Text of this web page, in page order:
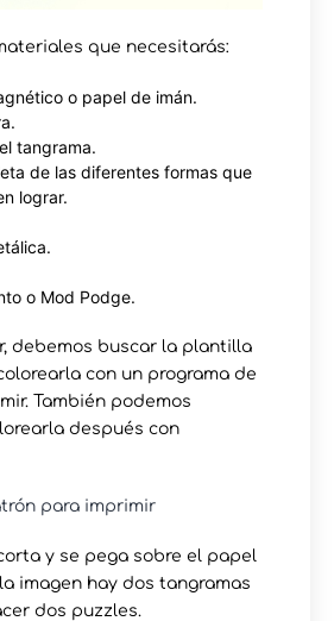
que necesitarás:
o papel de imán.
tangrama.
de las diferentes formas que
lograr.
o Mod Podge.
debemos buscar la plantilla
con un programa de
También podemos
después con
para imprimir
y se pega sobre el papel
imagen hay dos tangramas
dos puzzles.